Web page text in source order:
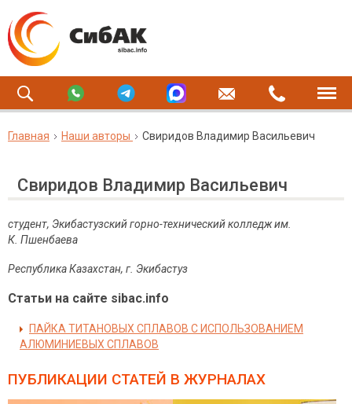
Главная Наши авторы Свиридов Владимир Васильевич
Свиридов Владимир Васильевич
студент, Экибастузский горно-технический колледж им.
К. Пшенбаева
Республика Казахстан, г. Экибастуз
Статьи на сайте sibac.info
ПАЙКА ТИТАНОВЫХ СПЛАВОВ С ИСПОЛЬЗОВАНИЕМ
АЛЮМИНИЕВЫХ СПЛАВОВ
ПУБЛИКАЦИИ СТАТЕЙ В ЖУРНАЛАХ